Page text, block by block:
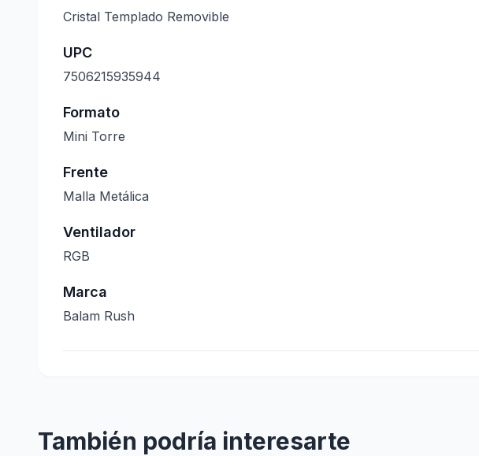
Cristal Templado Removible
UPC
7506215935944
Formato
Mini Torre
Frente
Malla Metálica
Ventilador
RGB
Marca
Balam Rush
También podría interesarte